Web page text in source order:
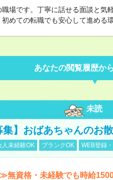
場です。丁寧に話せる面談と気
めての転職でも安心して進める環
あなたの閲覧履歴か
未読
集】おばあちゃんのお
人未経験OK ブランクOK WEB登録
資格・未経験でも時給1500